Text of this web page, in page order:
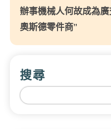
辦事機械人何故成為
奧斯德零件商”
搜尋